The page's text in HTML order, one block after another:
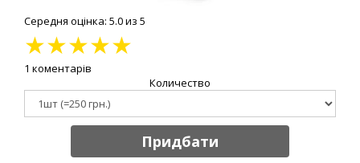
Середня оцінка: 5.0 из 5
★★★★★
1 коментарів
Количество
Придбати